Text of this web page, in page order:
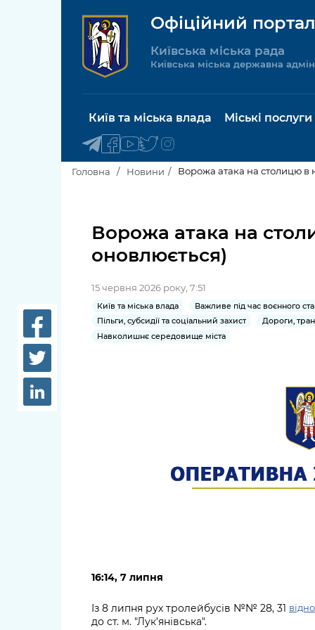
Офіційний
Київська міська рада
Київська міська державна
Київ та міська влада
Київська міська рада
Керівництво КМДА
Структура
перебувають на погодженні
Міські послуги
послуги
Паспорт,
довідки
заклади
Дороги,
парковки
Головна Новини Ворожа атака на столицю в
Ворожа атака на
оновлюється)
15 червня 2026 року, 7:51
Київ та міська влада Важливе під час воєнного
Пільги, субсидії та соціальний захист
Дороги,
Навколишнє середовище міста
16:14, 7 липня
Із 8 липня рух тролейбусів №№ 28, 31
до ст. м. "Лук’янівська".